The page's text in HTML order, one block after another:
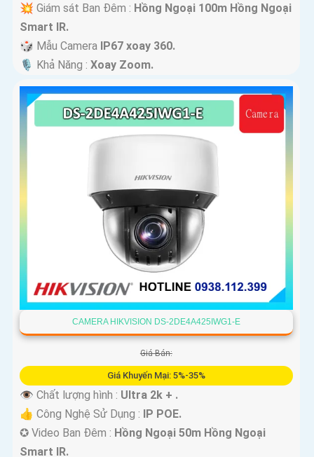
💥 Giám sát Ban Đêm : Hồng Ngoại 100m Hồng Ngoại
Smart IR.
🎲 Mẫu Camera IP67 xoay 360.
️🎙 Khả Năng : Xoay Zoom.
CAMERA HIKVISION DS-2DE4A425IWG1-E
Giá Bán:
Giá Khuyến Mại: 5%-35%
👁 Chất lượng hình : Ultra 2k + .
👍 Công Nghệ Sử Dụng : IP POE.
✪ Video Ban Đêm : Hồng Ngoại 50m Hồng Ngoại
Smart IR.